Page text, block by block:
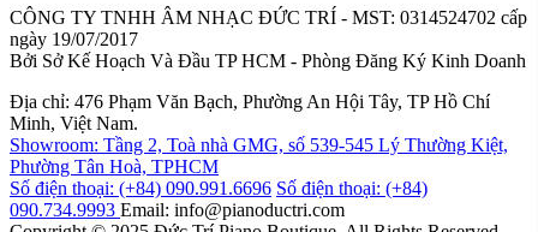
CÔNG TY TNHH ÂM NHẠC ĐỨC TRÍ - MST: 0314524702 cấp
ngày 19/07/2017
Bởi Sở Kế Hoạch Và Đầu TP HCM - Phòng Đăng Ký Kinh Doanh
Địa chỉ: 476 Phạm Văn Bạch, Phường An Hội Tây, TP Hồ Chí
Minh, Việt Nam.
Showroom: Tầng 2, Toà nhà GMG, số 539-545 Lý Thường Kiệt,
Phường Tân Hoà, TPHCM
Số điện thoại: (+84) 090.991.6696 Số điện thoại: (+84)
090.734.9993 Email: info@pianoductri.com